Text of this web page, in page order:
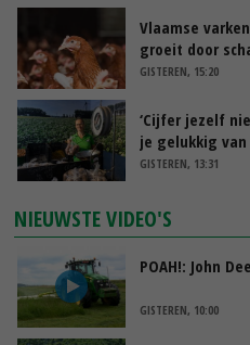
Vlaamse
groeit door
GISTEREN, 15:20
‘Cijfer jezelf
je gelukkig van
GISTEREN, 13:31
NIEUWSTE VIDEO'S
POAH!: John
GISTEREN, 10:00